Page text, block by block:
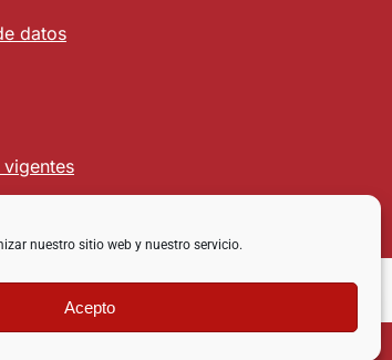
nuestro sitio web y nuestro servicio.
Acepto
datos